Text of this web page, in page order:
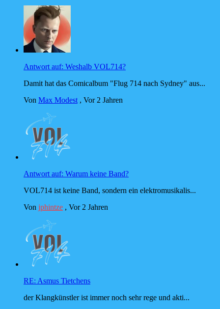
Antwort auf: Weshalb VOL714?
Damit hat das Comicalbum "Flug 714 nach Sydney" aus...
Von Max Modest , Vor 2 Jahren
Antwort auf: Warum keine Band?
VOL714 ist keine Band, sondern ein elektromusikalis...
Von jphintze , Vor 2 Jahren
RE: Asmus Tietchens
der Klangkünstler ist immer noch sehr rege und akti...